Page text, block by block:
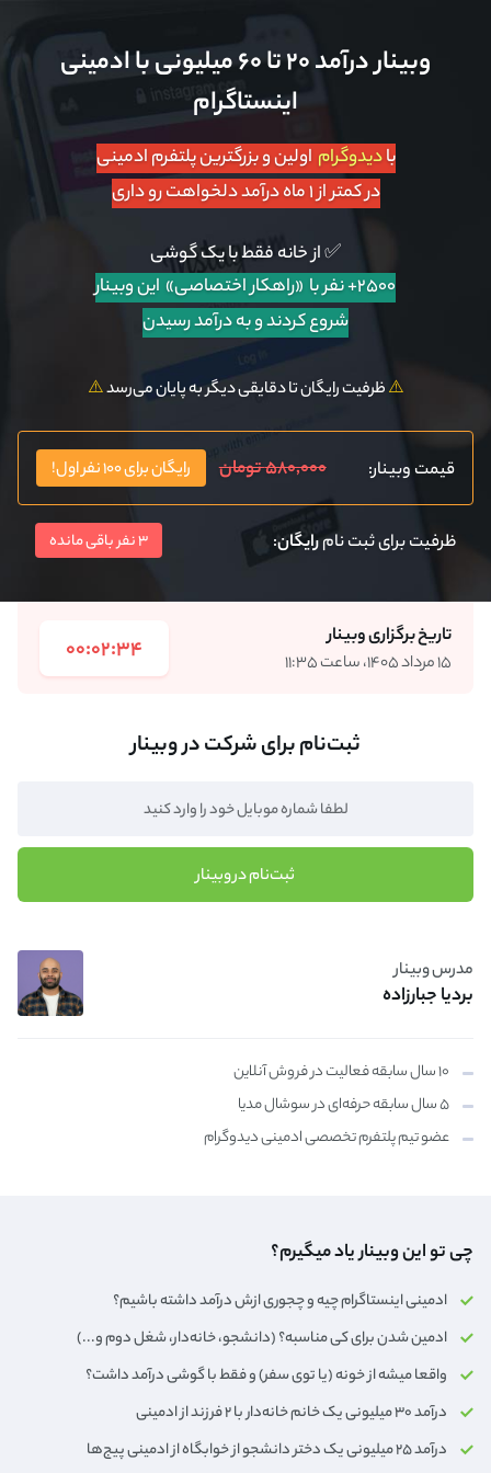
وبینار درآمد ۲۰ تا ۶۰ میلیونی با ادمینی
اینستاگرام
بادیدوگرام اولین و بزرگترین پلتفرم ادمینی
در کمتر از ۱ ماه درآمد دلخواهت رو داری
✅ از خانه فقط با یک گوشی
۲۵۰۰+ نفر با «راهکار اختصاصی»
این وبینار
شروع کردند و به درآمد رسیدن
⚠️ظرفیت رایگان تا دقایقی دیگر به پایان می‌رسد⚠️
قیمت وبینار: ۵۸۰,۰۰۰ تومان رایگان برای ۱۰۰ نفر اول!
ظرفیت برای ثبت نامرایگان: 3 نفر باقی مانده
تاریخ برگزاری وبینار
۱۵ مرداد ۱۴۰۵، ساعت ۱۱:۳۵ 00:02:34
ثبت‌نام برای شرکت در وبینار
ثبت‌نام در وبینار
مدرس وبینار
بردیا جبارزاده
۱۰ سال سابقه فعالیت در فروش آنلاین
۵ سال سابقه حرفه‌ای در سوشال مدیا
عضو تیم پلتفرم تخصصی ادمینی دیدوگرام
چی تو این وبینار یاد میگیرم؟
ادمینی اینستاگرام چیه و چجوری ازش درآمد داشته باشیم؟
ادمین شدن برای کی مناسبه؟ (دانشجو، خانه‌دار،‌ شغل دوم و...)
واقعا میشه از خونه (یا توی سفر) و فقط با گوشی درآمد داشت؟
درآمد ۳۰ میلیونی یک خانم خانه‌دار با ۲ فرزند از ادمینی
درآمد ۲۵ میلیونی یک دختر دانشجو از خوابگاه از ادمینی پیج‌ها